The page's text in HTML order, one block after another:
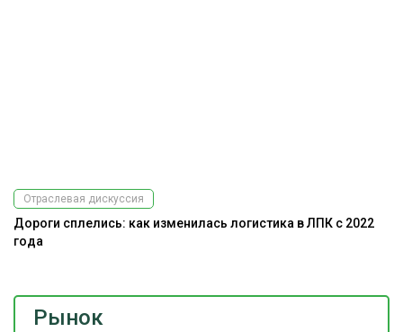
Рынок
Отраслевая дискуссия
Дороги сплелись: как изменилась логистика в ЛПК с 2022
года